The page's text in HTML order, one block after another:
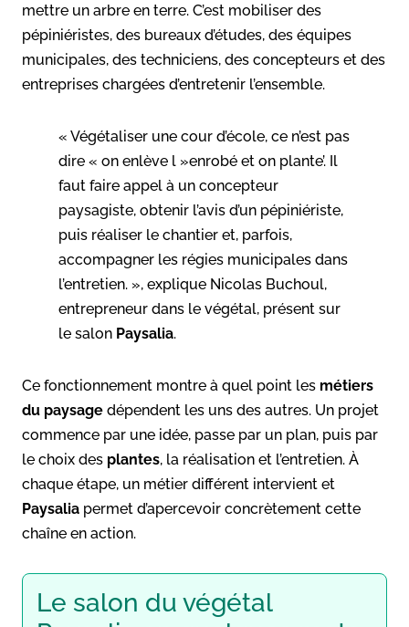
mettre un arbre en terre. C’est mobiliser des
pépiniéristes, des bureaux d’études, des équipes
municipales, des techniciens, des concepteurs et des
entreprises chargées d’entretenir l’ensemble.
« Végétaliser une cour d’école, ce n’est pas
dire « on enlève l »enrobé et on plante’. Il
faut faire appel à un concepteur
paysagiste, obtenir l’avis d’un pépiniériste,
puis réaliser le chantier et, parfois,
accompagner les régies municipales dans
l’entretien. », explique Nicolas Buchoul,
entrepreneur dans le végétal, présent sur
le salon Paysalia.
Ce fonctionnement montre à quel point les métiers
du paysage dépendent les uns des autres. Un projet
commence par une idée, passe par un plan, puis par
le choix des plantes, la réalisation et l’entretien. À
chaque étape, un métier différent intervient et
Paysalia permet d’apercevoir concrètement cette
chaîne en action.
Le salon du végétal